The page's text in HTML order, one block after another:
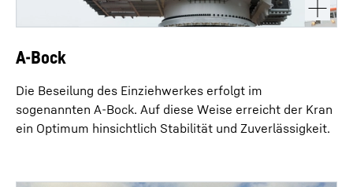
A-Bock
Die Beseilung des Einziehwerkes erfolgt im
sogenannten A-Bock. Auf diese Weise erreicht der Kran
ein Optimum hinsichtlich Stabilität und Zuverlässigkeit.